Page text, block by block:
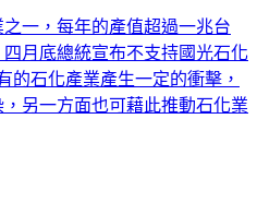
一，每年的產值超過一兆台
月底總統宣布不支持國光石化
的石化產業產生一定的衝擊，
另一方面也可藉此推動石化業